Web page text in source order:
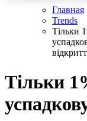
Главная
Trends
Тільки
Тільки